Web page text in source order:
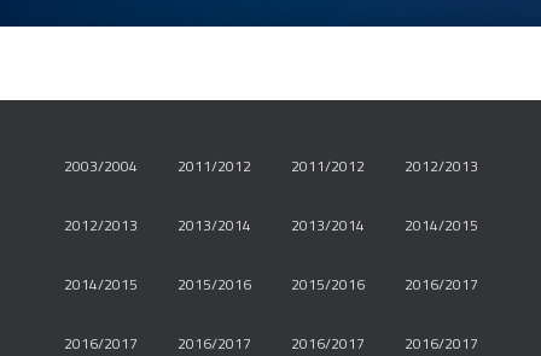
N
I
2003/2004 2011/2012 2011/2012 2012/2013
2012/2013 2013/2014 2013/2014 2014/2015
2014/2015 2015/2016 2015/2016 2016/2017
2016/2017 2016/2017 2016/2017 2016/2017